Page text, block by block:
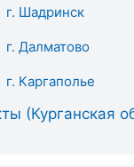
г. Шадринск
г. Далматово
г. Каргаполье
(Курганская